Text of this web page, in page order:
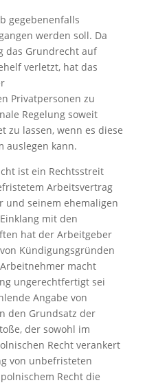
gegebenenfalls
werden soll. Da
das Grundrecht auf
verletzt, hat das
Privatpersonen zu
Regelung soweit
zu lassen, wenn es diese
auslegen kann.
ist ein Rechtsstreit
Arbeitsvertrag
und seinem ehemaligen
mit den
hat der Arbeitgeber
Kündigungsgründen
macht
ungerechtfertigt sei
Angabe von
den Grundsatz der
der sowohl im
Recht verankert
von unbefristeten
Recht die